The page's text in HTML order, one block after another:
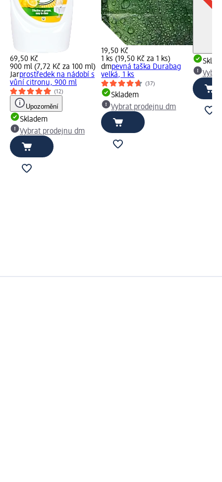
69,50 Kč
900 ml (7,72 Kč za 100 ml)
Jarprostředek na nádobí s
vůní citronu, 900 ml
(12)
Upozornění
Skladem
Vybrat prodejnu dm
19,50 Kč
1 ks (19,50 Kč za 1 ks)
dmpevná taška Durabag
velká, 1 ks
(37)
Skladem
Vybrat prodejnu dm